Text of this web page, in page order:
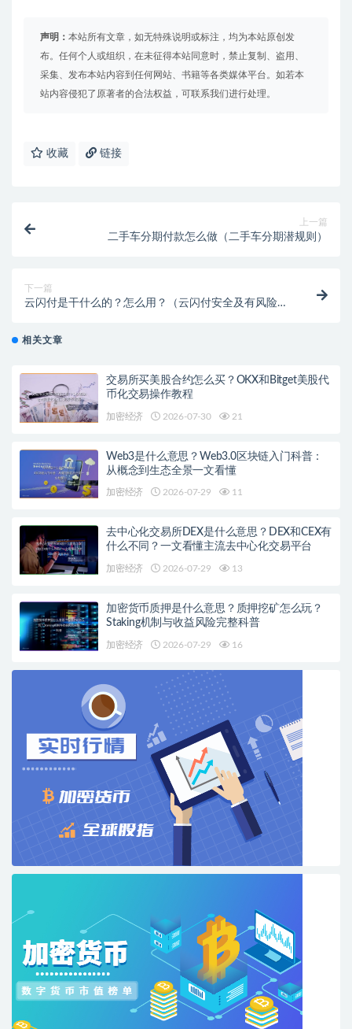
声明： 本站所有文章，如无特殊说明或标注，均为本站原创发
布。任何个人或组织，在未征得本站同意时，禁止复制、盗用、
采集、发布本站内容到任何网站、书籍等各类媒体平台。如若本
站内容侵犯了原著者的合法权益，可联系我们进行处理。
收藏 链接
上一篇
二手车分期付款怎么做（二手车分期潜规则）
下一篇
云闪付是干什么的？怎么用？（云闪付安全及有风险
相关文章
交易所买美股合约怎么买？OKX和Bitget美股代
币化交易操作教程
加密经济 2026-07-30 21
Web3是什么意思？Web3.0区块链入门科普：
从概念到生态全景一文看懂
加密经济 2026-07-29 11
去中心化交易所DEX是什么意思？DEX和CEX有
什么不同？一文看懂主流去中心化交易平台
加密经济 2026-07-29 13
加密货币质押是什么意思？质押挖矿怎么玩？
Staking机制与收益风险完整科普
加密经济 2026-07-29 16